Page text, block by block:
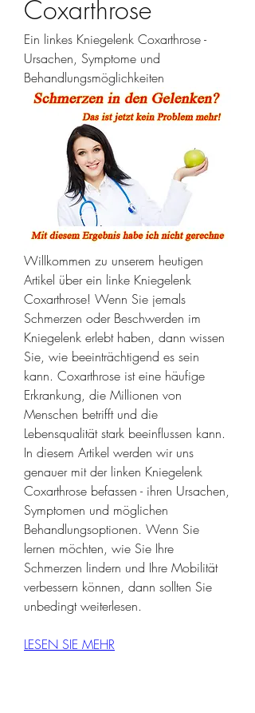
Coxarthrose
Ein linkes Kniegelenk Coxarthrose -
Ursachen, Symptome und
Behandlungsmöglichkeiten
Willkommen zu unserem heutigen
Artikel über ein linke Kniegelenk
Coxarthrose! Wenn Sie jemals
Schmerzen oder Beschwerden im
Kniegelenk erlebt haben, dann wissen
Sie, wie beeinträchtigend es sein
kann. Coxarthrose ist eine häufige
Erkrankung, die Millionen von
Menschen betrifft und die
Lebensqualität stark beeinflussen kann.
In diesem Artikel werden wir uns
genauer mit der linken Kniegelenk
Coxarthrose befassen - ihren Ursachen,
Symptomen und möglichen
Behandlungsoptionen. Wenn Sie
lernen möchten, wie Sie Ihre
Schmerzen lindern und Ihre Mobilität
verbessern können, dann sollten Sie
unbedingt weiterlesen.
LESEN SIE MEHR